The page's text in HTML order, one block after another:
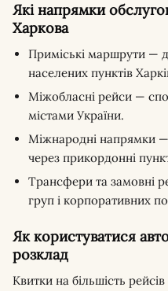
Які напрямки
Харкова
Приміські маршрути —
населених пунктів
Міжобласні рейси —
містами України.
Міжнародні напрямки —
через прикордонні
Трансфери та замовні
груп і корпоративних
Як користуватися
розклад
Квитки на більшість